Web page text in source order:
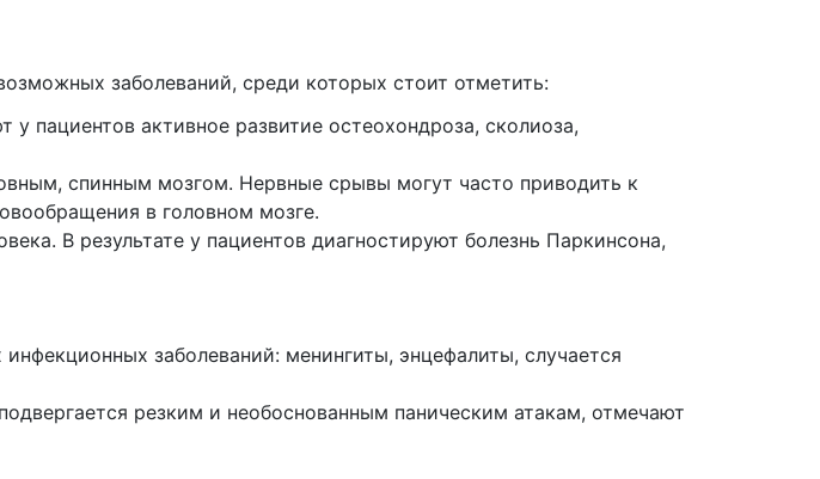
заболеваний, среди которых стоит отметить:
пациентов активное развитие остеохондроза, сколиоза,
спинным мозгом. Нервные срывы могут часто приводить к
в головном мозге.
В результате у пациентов диагностируют болезнь Паркинсона,
заболеваний: менингиты, энцефалиты, случается
резким и необоснованным паническим атакам, отмечают